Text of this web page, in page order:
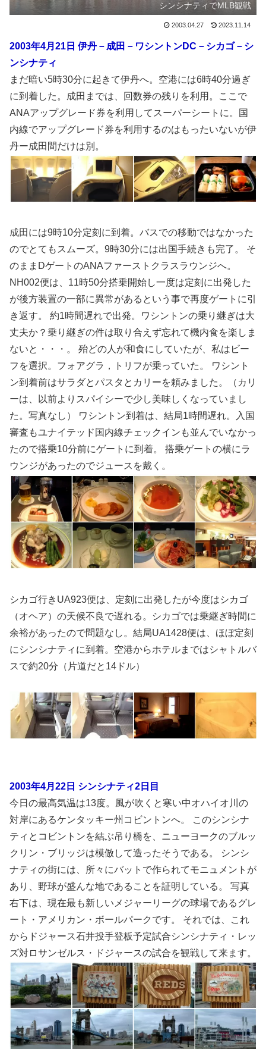
シンシナティでMLB観戦
2003.04.27 2023.11.14
2003年4月21日 伊丹－成田－ワシントンDC－シカゴ－シ
ンシナティ
まだ暗い5時30分に起きて伊丹へ。空港には6時40分過ぎ
に到着した。成田までは、回数券の残りを利用。ここで
ANAアップグレード券を利用してスーパーシートに。国
内線でアップグレード券を利用するのはもったいないが伊
丹ー成田間だけは別。
成田には9時10分定刻に到着。バスでの移動ではなかった
のでとてもスムーズ。9時30分には出国手続きも完了。 そ
のままDゲートのANAファーストクラスラウンジへ。
NH002便は、11時50分搭乗開始し一度は定刻に出発した
が後方装置の一部に異常があるという事で再度ゲートに引
き返す。 約1時間遅れで出発。ワシントンの乗り継ぎは大
丈夫か？乗り継ぎの件は取り合えず忘れて機内食を楽しま
ないと・・・。 殆どの人が和食にしていたが、私はビー
フを選択。フォアグラ，トリフが乗っていた。 ワシント
ン到着前はサラダとパスタとカリーを頼みました。（カリ
ーは、以前よりスパイシーで少し美味しくなっていまし
た。写真なし） ワシントン到着は、結局1時間遅れ。入国
審査もユナイテッド国内線チェックインも並んでいなかっ
たので搭乗10分前にゲートに到着。 搭乗ゲートの横にラ
ウンジがあったのでジュースを戴く。
シカゴ行きUA923便は、定刻に出発したが今度はシカゴ
（オヘア）の天候不良で遅れる。シカゴでは乗継ぎ時間に
余裕があったので問題なし。結局UA1428便は、ほぼ定刻
にシンシナティに到着。空港からホテルまではシャトルバ
スで約20分（片道だと14ドル）
2003年4月22日 シンシナティ2日目
今日の最高気温は13度。風が吹くと寒い中オハイオ川の
対岸にあるケンタッキー州コビントンへ。 このシンシナ
ティとコビントンを結ぶ吊り橋を、ニューヨークのブルッ
クリン・ブリッジは模倣して造ったそうである。 シンシ
ナティの街には、所々にバットで作られてモニュメントが
あり、野球が盛んな地であることを証明している。 写真
右下は、現在最も新しいメジャーリーグの球場であるグレ
ート・アメリカン・ボールパークです。 それでは、これ
からドジャース石井投手登板予定試合シンシナティ・レッ
ズ対ロサンゼルス・ドジャースの試合を観戦して来ます。